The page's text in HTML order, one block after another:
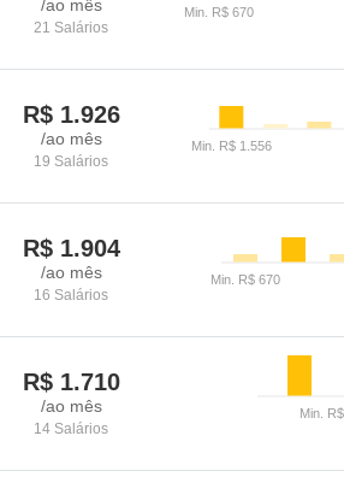
/ao mês
21 Salários
R$ 1.926
/ao mês
19 Salários
R$ 1.904
/ao mês
16 Salários
R$ 1.710
/ao mês
14 Salários